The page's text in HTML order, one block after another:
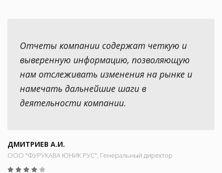
Отчеты компании содержат четкую и
выверенную информацию, позволяющую
нам отслеживать изменения на рынке и
намечать дальнейшие шаги в
деятельности компании.
ДМИТРИЕВ А.И.
ООО "ФУРУКАВА ЮНИК РУС", Генеральный директор